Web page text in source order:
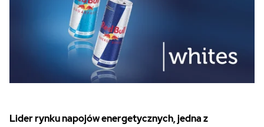
Lider rynku napojów energetycznych, jedna z